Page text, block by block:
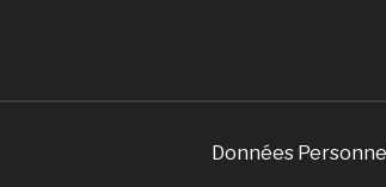
Données